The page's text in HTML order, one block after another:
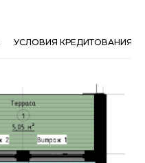
УСЛОВИЯ КРЕДИТОВАНИЯ